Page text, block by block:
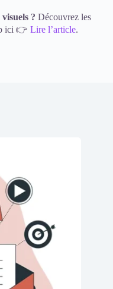
? Découvrez les
ici 👉 Lire l’article.